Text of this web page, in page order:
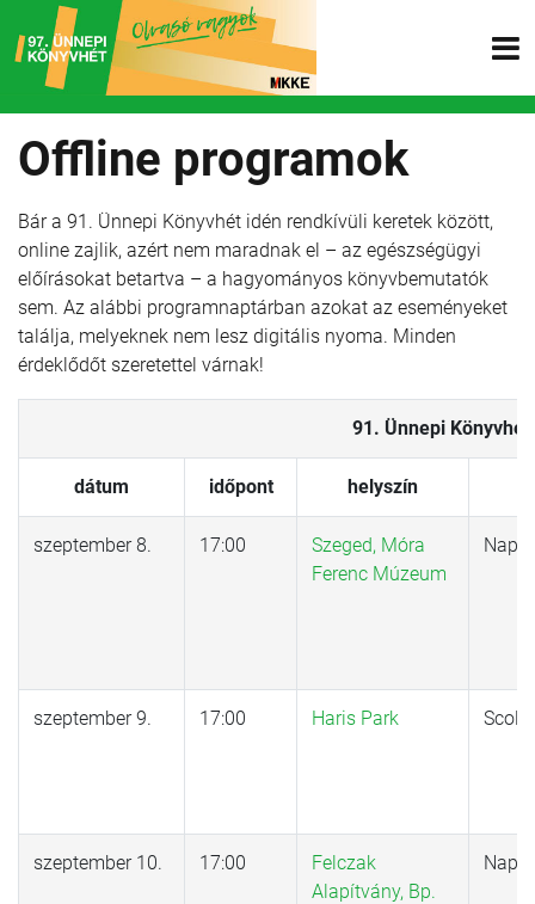
Offline programok
Bár a 91. Ünnepi Könyvhét idén rendkívüli keretek között,
online zajlik, azért nem maradnak el – az egészségügyi
előírásokat betartva – a hagyományos könyvbemutatók
sem. Az alábbi programnaptárban azokat az eseményeket
találja, melyeknek nem lesz digitális nyoma. Minden
érdeklődőt szeretettel várnak!
91. Ünnepi
dátum időpont helyszín
szeptember 8. 17:00
Szeged, Móra
Ferenc Múzeum
Nap
szeptember 9. 17:00 Haris Park
szeptember 10. 17:00
Felczak
Alapítvány, Bp.
Nap